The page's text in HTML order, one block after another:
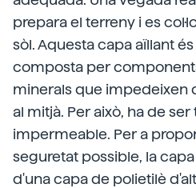
prepara el terreny i es
sòl. Aquesta capa aïllant
composta per
minerals que impedeixen
al mitjà. Per això, ha de
impermeable. Per a
seguretat possible, la
d'una capa de polietilè